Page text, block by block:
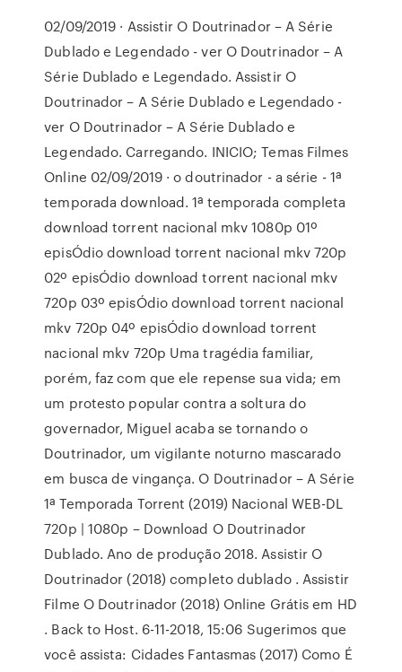
02/09/2019 · Assistir O Doutrinador – A Série
Dublado e Legendado - ver O Doutrinador – A
Série Dublado e Legendado. Assistir O
Doutrinador – A Série Dublado e Legendado -
ver O Doutrinador – A Série Dublado e
Legendado. Carregando. INICIO; Temas Filmes
Online 02/09/2019 · o doutrinador - a série - 1ª
temporada download. 1ª temporada completa
download torrent nacional mkv 1080p 01º
episÓdio download torrent nacional mkv 720p
02º episÓdio download torrent nacional mkv
720p 03º episÓdio download torrent nacional
mkv 720p 04º episÓdio download torrent
nacional mkv 720p Uma tragédia familiar,
porém, faz com que ele repense sua vida; em
um protesto popular contra a soltura do
governador, Miguel acaba se tornando o
Doutrinador, um vigilante noturno mascarado
em busca de vingança. O Doutrinador – A Série
1ª Temporada Torrent (2019) Nacional WEB-DL
720p | 1080p – Download O Doutrinador
Dublado. Ano de produção 2018. Assistir O
Doutrinador (2018) completo dublado . Assistir
Filme O Doutrinador (2018) Online Grátis em HD
. Back to Host. 6-11-2018, 15:06 Sugerimos que
você assista: Cidades Fantasmas (2017) Como É